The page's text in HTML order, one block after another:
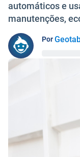
automáticos e
manutenções,
Por